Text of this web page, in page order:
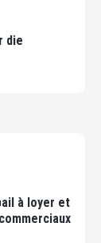
die
à loyer et